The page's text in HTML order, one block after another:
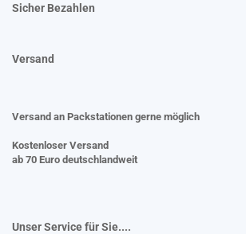
Sicher Bezahlen
Versand
Versand an Packstationen gerne möglich
Kostenloser Versand
ab 70 Euro deutschlandweit
Unser Service für Sie....